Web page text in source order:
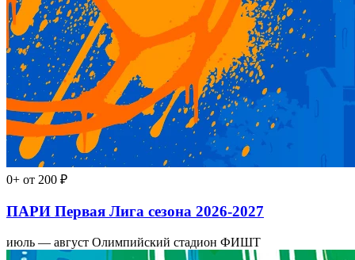
0+ от 200 ₽
ПАРИ Первая Лига сезона 2026-2027
июль — август Олимпийский стадион ФИШТ